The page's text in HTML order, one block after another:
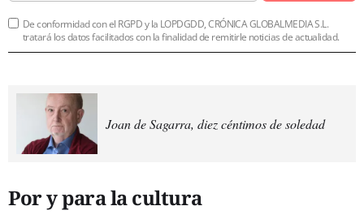
De conformidad con el RGPD y la LOPDGDD, CRÓNICA GLOBALMEDIA S.L.
tratará los datos facilitados con la finalidad de remitirle noticias de actualidad.
Joan de Sagarra, diez céntimos de soledad
Por y para la cultura